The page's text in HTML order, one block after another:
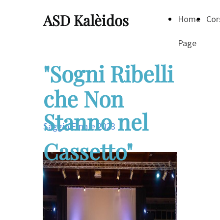
Home
Page
ASD Kalèidos
"Sogni Ribelli
che Non
Stanno nel
Cassetto"
Saggio Finale 2023